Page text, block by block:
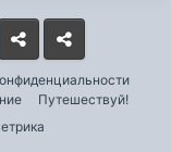
Путешествуй!
Odnoklassniki